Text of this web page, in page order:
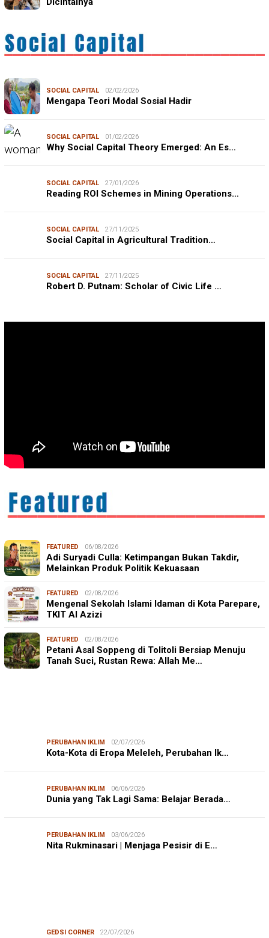
SOCIAL CAPITAL 02/02/2026
Mengapa Teori Modal Sosial Hadir
SOCIAL CAPITAL 01/02/2026
Why Social Capital Theory Emerged: An Es…
SOCIAL CAPITAL 27/01/2026
Reading ROI Schemes in Mining Operations…
SOCIAL CAPITAL 27/11/2025
Social Capital in Agricultural Tradition…
SOCIAL CAPITAL 27/11/2025
Robert D. Putnam: Scholar of Civic Life …
FEATURED 06/08/2026
Adi Suryadi Culla: Ketimpangan Bukan Takdir,
Melainkan Produk Politik Kekuasaan
FEATURED 02/08/2026
Mengenal Sekolah Islami Idaman di Kota Parepare,
TKIT Al Azizi
FEATURED 02/08/2026
Petani Asal Soppeng di Tolitoli Bersiap Menuju
Tanah Suci, Rustan Rewa: Allah Me…
PERUBAHAN IKLIM 02/07/2026
Kota-Kota di Eropa Meleleh, Perubahan Ik…
PERUBAHAN IKLIM 06/06/2026
Dunia yang Tak Lagi Sama: Belajar Berada…
PERUBAHAN IKLIM 03/06/2026
Nita Rukminasari | Menjaga Pesisir di E…
GEDSI CORNER 22/07/2026